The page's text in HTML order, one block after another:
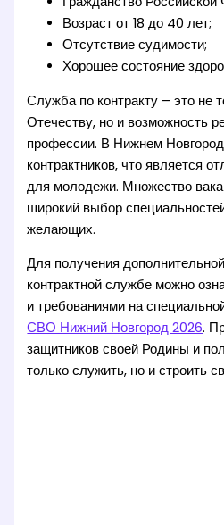
Возраст от 18 до 40 лет;
Отсутствие судимости;
Хорошее состояние
Служба по контракту – это не
Отечеству, но и возможность
профессии. В Нижнем
контрактников, что является
для молодежи. Множество
широкий выбор
желающих.
Для получения
контрактной службе можно
и требованиями на
СВО Нижний Новгород 2026.
защитников своей Родины и
только служить, но и строить